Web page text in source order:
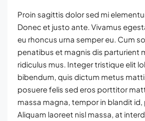
Proin sagittis dolor sed mi
Donec et justo ante. Vivamus
eu rhoncus urna semper eu. Cum
penatibus et magnis dis parturient
ridiculus mus. Integer tristique elit
bibendum, quis dictum metus
posuere felis sed eros porttitor
massa magna, tempor in blandit id,
Aliquam laoreet nisl massa, at